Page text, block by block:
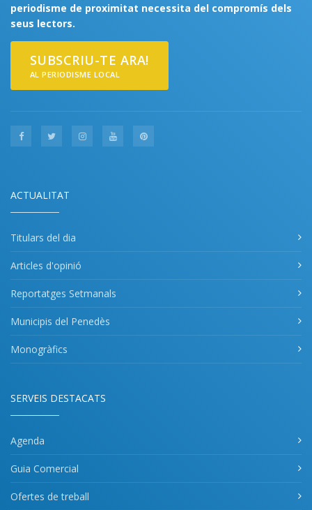
periodisme de proximitat necessita del compromís dels
seus lectors.
SUBSCRIU-TE ARA!
AL PERIODISME LOCAL
ACTUALITAT
Titulars del dia
Articles d'opinió
Reportatges Setmanals
Municipis del Penedès
Monogràfics
SERVEIS DESTACATS
Agenda
Guia Comercial
Ofertes de treball